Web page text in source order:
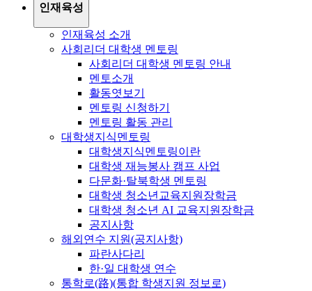
인재육성
인재육성 소개
사회리더 대학생 멘토링
사회리더 대학생 멘토링 안내
멘토소개
활동엿보기
멘토링 신청하기
멘토링 활동 관리
대학생지식멘토링
대학생지식멘토링이란
대학생 재능봉사 캠프 사업
다문화·탈북학생 멘토링
대학생 청소년교육지원장학금
대학생 청소년 AI 교육지원장학금
공지사항
해외연수 지원(공지사항)
파란사다리
한·일 대학생 연수
통학로(路)(통합 학생지원 정보로)